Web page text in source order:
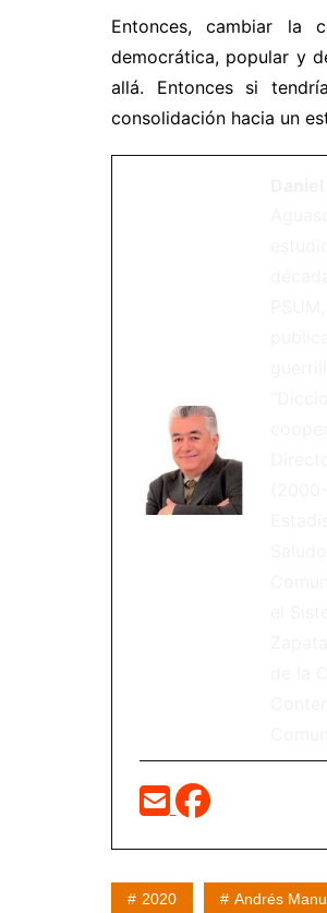
Entonces, cambiar la
democrática, popular y
allá. Entonces si
consolidación hacia un
2020 Andrés